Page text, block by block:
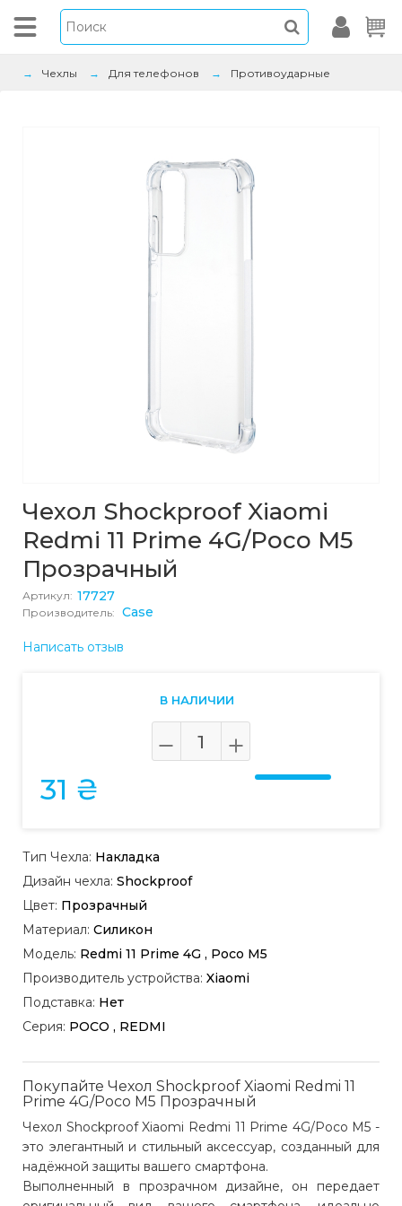
Чехлы Для телефонов Противоударные
Чехол Shockproof Xiaomi
Redmi 11 Prime 4G/Poco M5
Прозрачный
Артикул: 17727
Производитель: Case
Написать отзыв
В НАЛИЧИИ
31 ₴
Тип Чехла: Накладка
Дизайн чехла: Shockproof
Цвет: Прозрачный
Материал: Силикон
Модель: Redmi 11 Prime 4G , Poco M5
Производитель устройства: Xiaomi
Подставка: Нет
Серия: POCO , REDMI
Покупайте Чехол Shockproof Xiaomi Redmi 11
Prime 4G/Poco M5 Прозрачный
Чехол Shockproof Xiaomi Redmi 11 Prime 4G/Poco M5 -
это элегантный и стильный аксессуар, созданный для
надёжной защиты вашего смартфона.
Выполненный в прозрачном дизайне, он передает